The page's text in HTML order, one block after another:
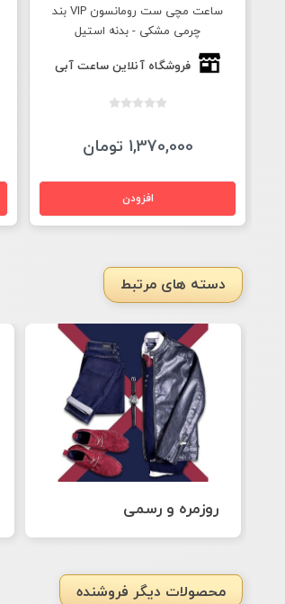
ساعت مچی ست رومانسون VIP بند
چرمی مشکی - بدنه استیل
فروشگاه آنلاین ساعت آبی
1,370,000 تومان
دسته های مرتبط
روزمره و رسمی
محصولات دیگر فروشنده